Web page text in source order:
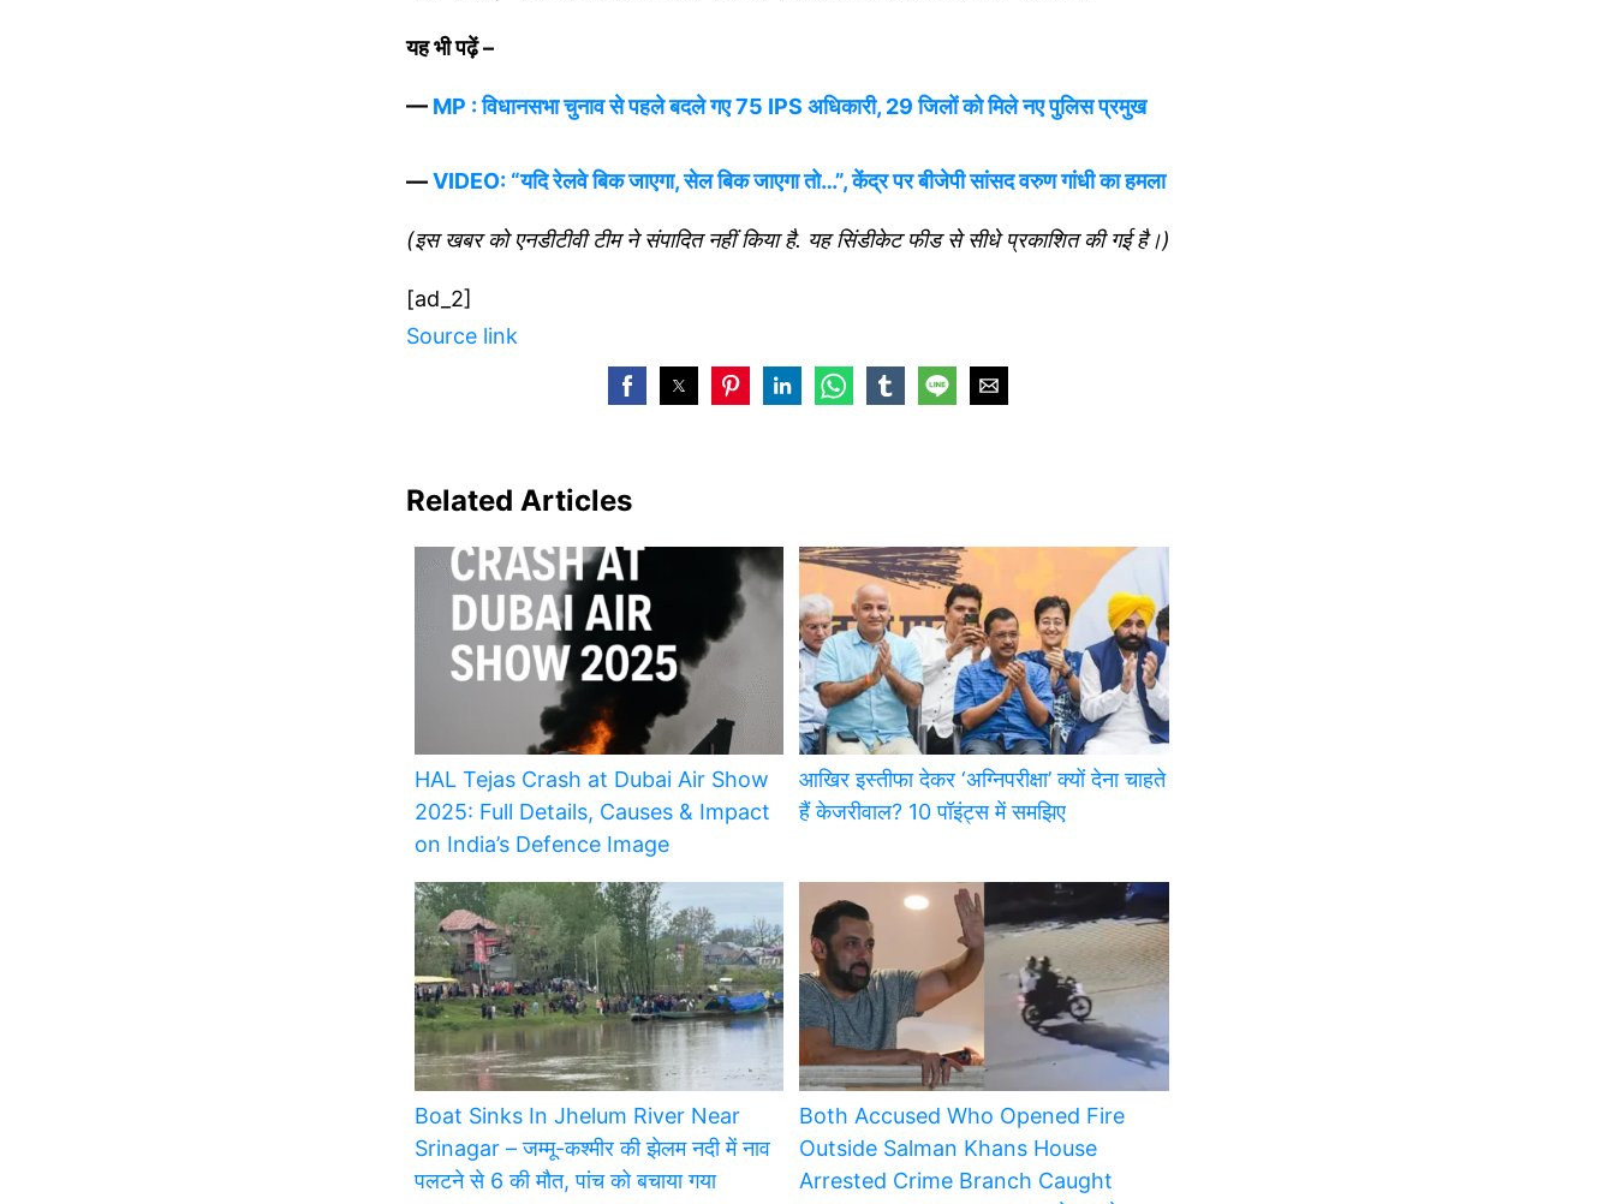
यह भी पढ़ें –
— MP : विधानसभा चुनाव से पहले बदले गए 75 IPS अधिकारी, 29 जिलों को मिले नए पुलिस प्रमुख
—VIDEO: “यदि रेलवे बिक जाएगा, सेल बिक जाएगा तो…”, केंद्र पर बीजेपी सांसद वरुण गांधी का हमला
(इस खबर को एनडीटीवी टीम ने संपादित नहीं किया है. यह सिंडीकेट फीड से सीधे प्रकाशित की गई है।)
[ad_2]
Source link
Related Articles
HAL Tejas Crash at Dubai Air Show
2025: Full Details, Causes & Impact
on India’s Defence Image
आखिर इस्तीफा देकर ‘अग्निपरीक्षा’ क्यों देना चाहते
हैं केजरीवाल? 10 पॉइंट्स में समझिए
Boat Sinks In Jhelum River Near
Srinagar – जम्मू-कश्मीर की झेलम नदी में नाव
पलटने से 6 की मौत, पांच को बचाया गया
Both Accused Who Opened Fire
Outside Salman Khans House
Arrested Crime Branch Caught